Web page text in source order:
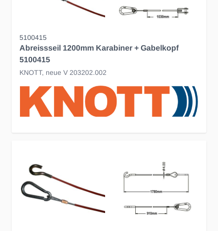
5100415
Abreissseil 1200mm Karabiner + Gabelkopf
5100415
KNOTT, neue V 203202.002